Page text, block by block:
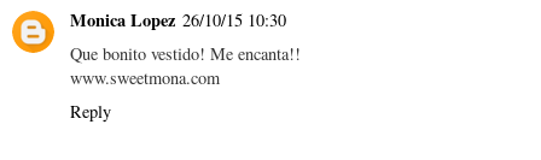
Monica Lopez 26/10/15 10:30
Que bonito vestido! Me encanta!!
www.sweetmona.com
Reply